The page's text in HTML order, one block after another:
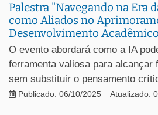
Palestra "Navegando na Era
como Aliados no
Desenvolvimento
O evento abordará como a IA
ferramenta valiosa para alcançar
sem substituir o pensamento
Publicado: 06/10/2025 Atualizado: